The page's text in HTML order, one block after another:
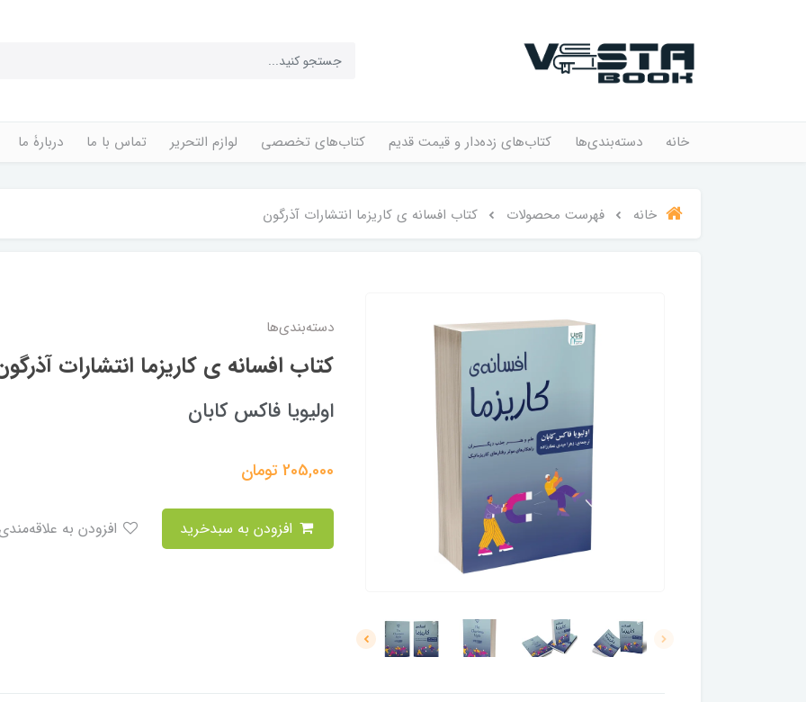
خانه دسته‌بندی‌ها کتاب‌های زده‌دار و قیمت قدیم کتاب‌های تخصصی لوازم التحریر تماس با ما دربارۀ ما
خانه فهرست محصولات کتاب افسانه ی کاریزما انتشارات آذرگون
دسته‌بندی‌ها
کتاب افسانه ی کاریزما انتشارات
اولیویا فاکس کابان
205,000تومان